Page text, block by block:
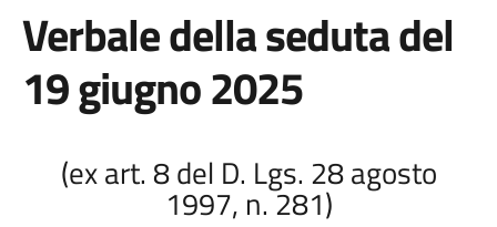
Verbale della seduta del
19 giugno 2025
(ex art. 8 del D. Lgs. 28 agosto
1997, n. 281)